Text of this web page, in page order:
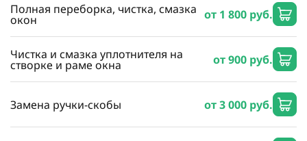
Полная переборка, чистка, смазка
окон от 1 800 руб.
Чистка и смазка уплотнителя на
створке и раме окна от 900 руб.
Замена ручки-скобы от 3 000 руб.